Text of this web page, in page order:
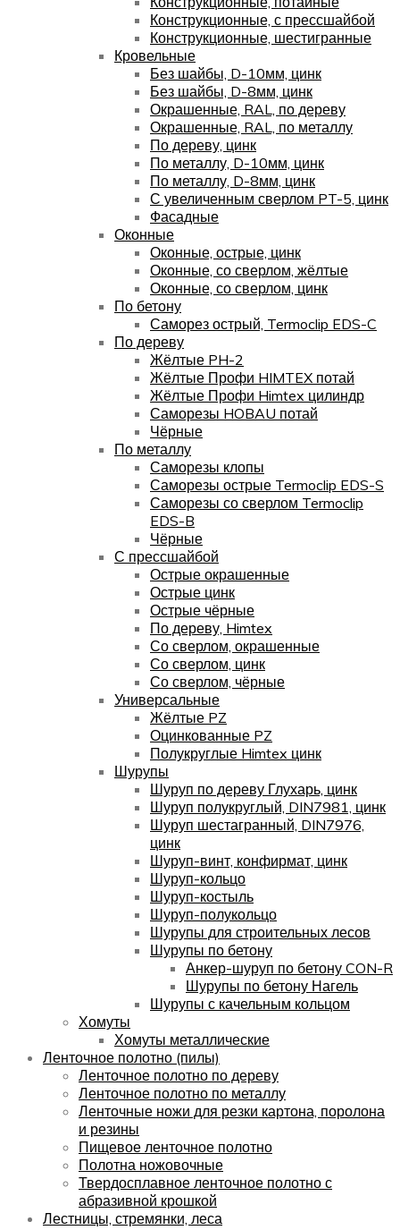
Конструкционные, с прессшайбой
Конструкционные, шестигранные
Кровельные
Без шайбы, D-10мм, цинк
Без шайбы, D-8мм, цинк
Окрашенные, RAL, по дереву
Окрашенные, RAL, по металлу
По дереву, цинк
По металлу, D-10мм, цинк
По металлу, D-8мм, цинк
С увеличенным сверлом PT-5, цинк
Фасадные
Оконные
Оконные, острые, цинк
Оконные, со сверлом, жёлтые
Оконные, со сверлом, цинк
По бетону
Саморез острый, Termoclip EDS-C
По дереву
Жёлтые PH-2
Жёлтые Профи HIMTEX потай
Жёлтые Профи Himtex цилиндр
Саморезы HOBAU потай
Чёрные
По металлу
Саморезы клопы
Саморезы острые Termoclip EDS-S
Саморезы со сверлом Termoclip
EDS-B
Чёрные
С прессшайбой
Острые окрашенные
Острые цинк
Острые чёрные
По дереву, Himtex
Со сверлом, окрашенные
Со сверлом, цинк
Со сверлом, чёрные
Универсальные
Жёлтые PZ
Оцинкованные PZ
Полукруглые Himtex цинк
Шурупы
Шуруп по дереву Глухарь, цинк
Шуруп полукруглый, DIN7981, цинк
Шуруп шестагранный, DIN7976,
цинк
Шуруп-винт, конфирмат, цинк
Шуруп-кольцо
Шуруп-костыль
Шуруп-полукольцо
Шурупы для строительных лесов
Шурупы по бетону
Анкер-шуруп по бетону CON-R
Шурупы по бетону Нагель
Шурупы с качельным кольцом
Хомуты
Хомуты металлические
Ленточное полотно (пилы)
Ленточное полотно по дереву
Ленточное полотно по металлу
Ленточные ножи для резки картона, поролона
и резины
Пищевое ленточное полотно
Полотна ножовочные
Твердосплавное ленточное полотно с
абразивной крошкой
Лестницы, стремянки, леса